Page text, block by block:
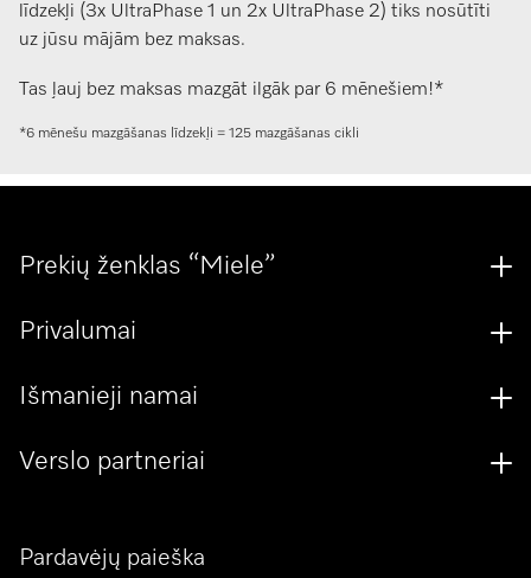
līdzekļi (3x UltraPhase 1 un 2x UltraPhase 2) tiks nosūtīti
uz jūsu mājām bez maksas.
Tas ļauj bez maksas mazgāt ilgāk par 6 mēnešiem!*
*6 mēnešu mazgāšanas līdzekļi = 125 mazgāšanas cikli
Pardavėjų paieška
Prekių ženklas “Miele”
Privalumai
Išmanieji namai
Verslo partneriai